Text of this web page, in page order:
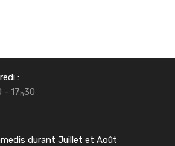
:
- 17h30
durant Juillet et Août